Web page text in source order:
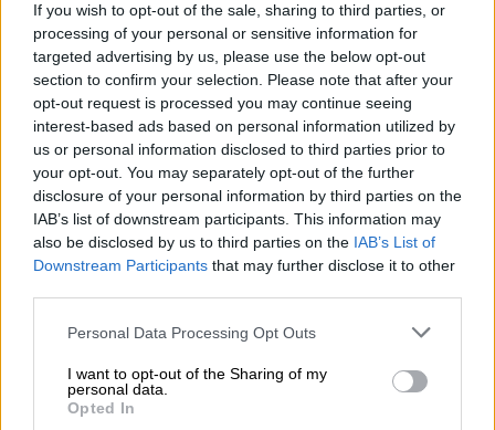
If you wish to opt-out of the sale, sharing to third parties, or
processing of your personal or sensitive information for
targeted advertising by us, please use the below opt-out
section to confirm your selection. Please note that after your
opt-out request is processed you may continue seeing
interest-based ads based on personal information utilized by
us or personal information disclosed to third parties prior to
your opt-out. You may separately opt-out of the further
disclosure of your personal information by third parties on the
IAB’s list of downstream participants. This information may
also be disclosed by us to third parties on the IAB’s List of
Downstream Participants that may further disclose it to other
Please note that this website/app uses one or more Google
not limited to your visit or usage behaviour. You may click to
grant or deny consent to Google and its third-party tags to
use your data for below specified purposes in below Google
Personal Data Processing Opt Outs
I want to opt-out of the Sharing of my
personal data.
Opted In
Ελλάδα|24.10.2025 19:50
Σύλληψη 36χρονου για παρενόχληση
ανηλίκων στον ΗΣΑΠ Ταύρου
Εντοπίστηκε από αστυνομικούς μετά από
καταγγελία γυναίκας - Ερευνάται η δράση
του αλλοδαπού άνδρα